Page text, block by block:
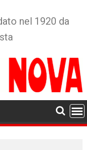
nel 1920 da